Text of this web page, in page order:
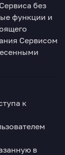
без
функции и
Сервисом
к
в